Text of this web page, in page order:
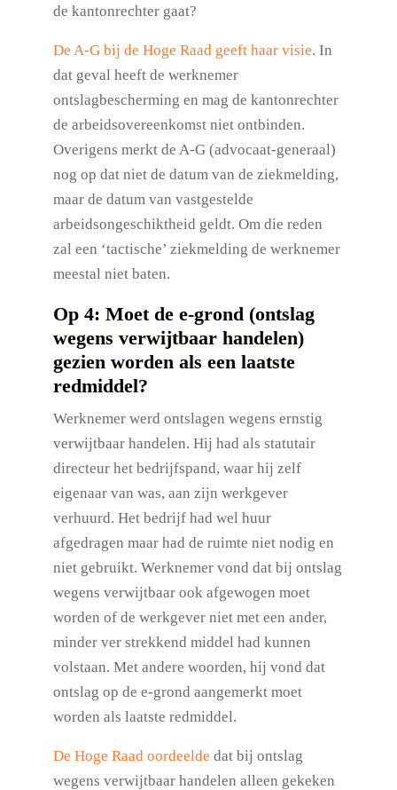
de kantonrechter gaat?
De A-G bij de Hoge Raad geeft haar visie. In
dat geval heeft de werknemer
ontslagbescherming en mag de kantonrechter
de arbeidsovereenkomst niet ontbinden.
Overigens merkt de A-G (advocaat-generaal)
nog op dat niet de datum van de ziekmelding,
maar de datum van vastgestelde
arbeidsongeschiktheid geldt. Om die reden
zal een ‘tactische’ ziekmelding de werknemer
meestal niet baten.
Op 4: Moet de e-grond (ontslag
wegens verwijtbaar handelen)
gezien worden als een laatste
redmiddel?
Werknemer werd ontslagen wegens ernstig
verwijtbaar handelen. Hij had als statutair
directeur het bedrijfspand, waar hij zelf
eigenaar van was, aan zijn werkgever
verhuurd. Het bedrijf had wel huur
afgedragen maar had de ruimte niet nodig en
niet gebruikt. Werknemer vond dat bij ontslag
wegens verwijtbaar ook afgewogen moet
worden of de werkgever niet met een ander,
minder ver strekkend middel had kunnen
volstaan. Met andere woorden, hij vond dat
ontslag op de e-grond aangemerkt moet
worden als laatste redmiddel.
De Hoge Raad oordeelde dat bij ontslag
wegens verwijtbaar handelen alleen gekeken